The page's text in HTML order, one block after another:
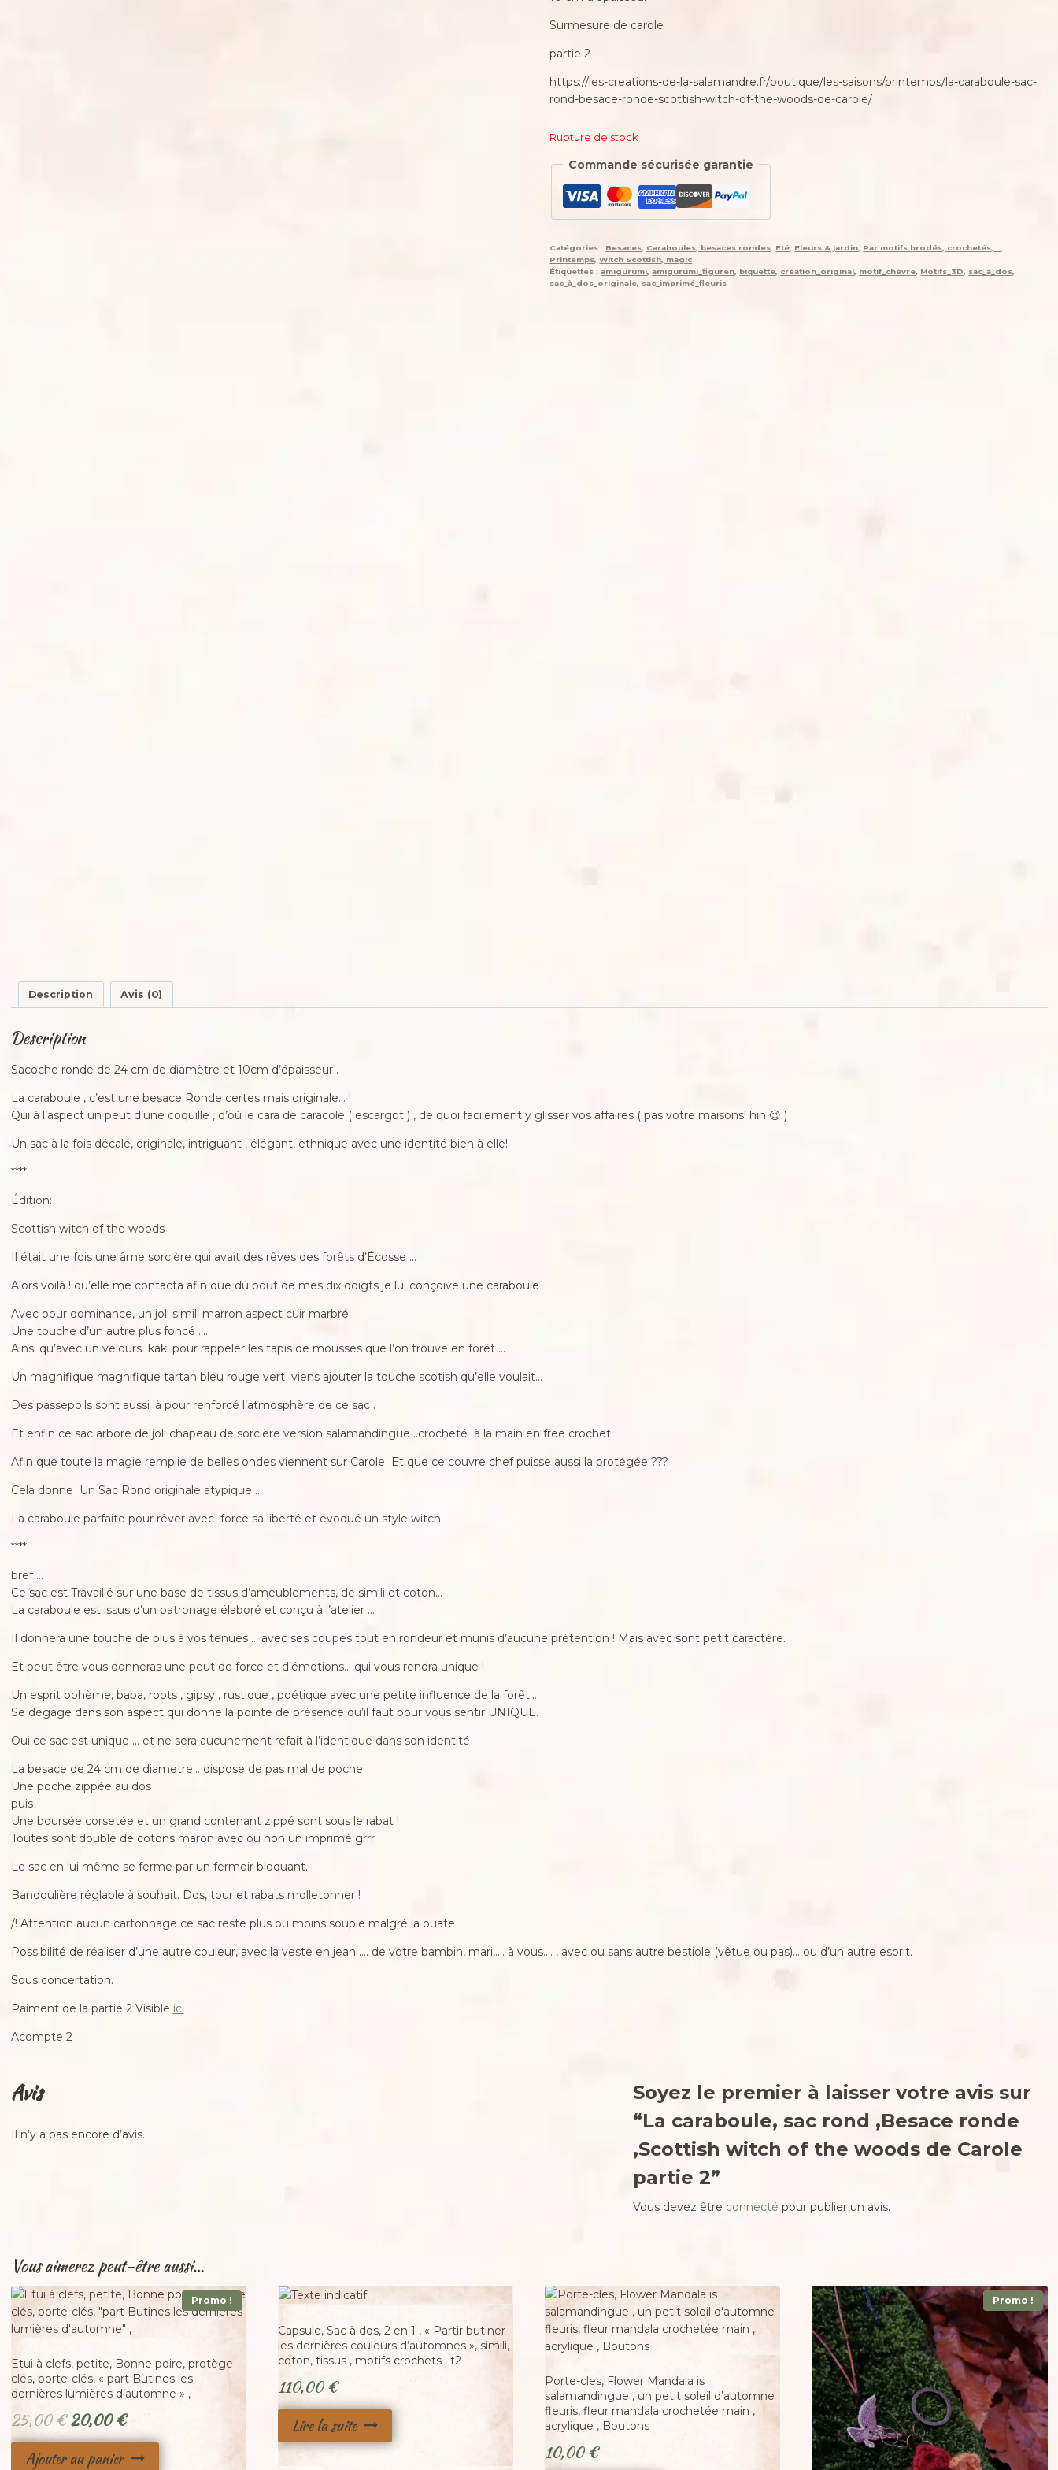
Surmesure de carole
partie 2
https://les-creations-de-la-salamandre.fr/boutique/les-saisons/printemps/la-caraboule-sac-
rond-besace-ronde-scottish-witch-of-the-woods-de-carole/
Rupture de stock
Commande sécurisée garantie
Catégories : Besaces Caraboules, besaces rondes Eté Fleurs & jardin Par motifs brodés, crochetés,...
Printemps ,Witch Scottish, magic
Étiquettes :amigurumi ,amigurumi_figuren biquette création_original motif_chèvre Motifs_3D sac_à_dos
sac_à_dos_originale
sac_imprimé_fleuris
Description Avis (0)
Description
Sacoche ronde de 24 cm de diamètre et 10cm d’épaisseur .
La caraboule , c’est une besace Ronde certes mais originale… !
Qui à l’aspect un peut d’une coquille , d’où le cara de caracole ( escargot ) , de quoi facilement y glisser vos affaires ( pas votre maisons! hin 😉 )
Un sac à la fois décalé, originale, intriguant , élégant, ethnique avec une identité bien à elle!
****
Édition:
Scottish witch of the woods
Il était une fois une âme sorcière qui avait des rêves des forêts d’Écosse …
Alors voilà ! qu’elle me contacta afin que du bout de mes dix doigts je lui conçoive une caraboule
Avec pour dominance, un joli simili marron aspect cuir marbré
Une touche d’un autre plus foncé ….
Ainsi qu’avec un velours kaki pour rappeler les tapis de mousses que l’on trouve en forêt …
Un magnifique magnifique tartan bleu rouge vert viens ajouter la touche scotish qu’elle voulait…
Des passepoils sont aussi là pour renforcé l’atmosphère de ce sac .
Et enfin ce sac arbore de joli chapeau de sorcière version salamandingue ..crocheté à la main en free crochet
Afin que toute la magie remplie de belles ondes viennent sur Carole Et que ce couvre chef puisse aussi la protégée ???
Cela donne Un Sac Rond originale atypique …
La caraboule parfaite pour rêver avec force sa liberté et évoqué un style witch
****
bref …
Ce sac est Travaillé sur une base de tissus d’ameublements, de simili et coton…
La caraboule est issus d’un patronage élaboré et conçu à l’atelier …
Il donnera une touche de plus à vos tenues … avec ses coupes tout en rondeur et munis d’aucune prétention ! Mais avec sont petit caractère.
Et peut être vous donneras une peut de force et d’émotions… qui vous rendra unique !
Un esprit bohème, baba, roots , gipsy , rustique , poétique avec une petite influence de la forêt…
Se dégage dans son aspect qui donne la pointe de présence qu’il faut pour vous sentir UNIQUE.
Oui ce sac est unique … et ne sera aucunement refait à l’identique dans son identité
La besace de 24 cm de diametre… dispose de pas mal de poche:
Une poche zippée au dos
puis
Une boursée corsetée et un grand contenant zippé sont sous le rabat !
Toutes sont doublé de cotons maron avec ou non un imprimé grrr
Le sac en lui même se ferme par un fermoir bloquant.
Bandoulière réglable à souhait. Dos, tour et rabats molletonner !
/! Attention aucun cartonnage ce sac reste plus ou moins souple malgré la ouate
Possibilité de réaliser d’une autre couleur, avec la veste en jean …. de votre bambin, mari,…. à vous…. , avec ou sans autre bestiole (vêtue ou pas)… ou d’un autre esprit.
Sous concertation.
Paiment de la partie 2 Visible ici
Acompte 2
Avis
Il n’y a pas encore d’avis.
Soyez le premier à laisser votre avis sur
“La caraboule, sac rond ,Besace ronde
,Scottish witch of the woods de Carole
partie 2”
Vous devez être connecté pour publier un avis.
Vous aimerez peut-être aussi…
Promo !
Etui à clefs, petite, Bonne poire, protège
clés, porte-clés, « part Butines les
dernières lumières d’automne » ,
25,00€ Le
prix
20,00€Le
prix
Ajouter au panier
Adopté
Capsule, Sac à dos, 2 en 1 , « Partir butiner
les dernières couleurs d’automnes », simili,
coton, tissus , motifs crochets , t2
110,00€
Lire la suite
Adopté
Porte-cles, Flower Mandala is
salamandingue , un petit soleil d’automne
fleuris, fleur mandala crochetée main ,
acrylique , Boutons
10,00€
Promo !